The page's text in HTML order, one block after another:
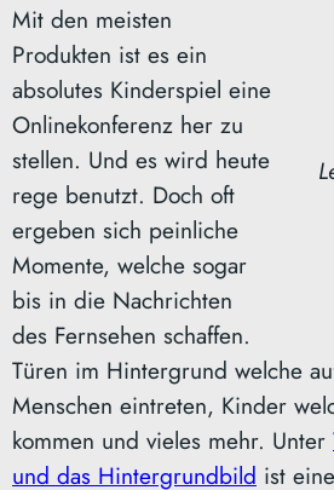
Mit den meisten
Produkten ist es ein
absolutes Kinderspiel eine
Onlinekonferenz her zu
stellen. Und es wird heute
rege benutzt. Doch oft
ergeben sich peinliche
Momente, welche sogar
bis in die Nachrichten
des Fernsehen schaffen.
Türen im Hintergrund welche
Menschen eintreten, Kinder
kommen und vieles mehr. Unter
und das Hintergrundbild ist